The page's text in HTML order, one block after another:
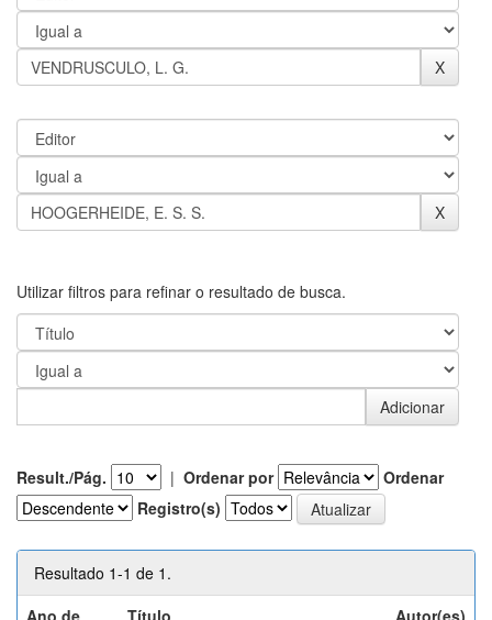
Utilizar filtros para refinar o resultado de busca.
Result./Pág. | Ordenar por
Ordenar
Registro(s)
Resultado 1-1 de 1.
Ano de
Título Autor(es)